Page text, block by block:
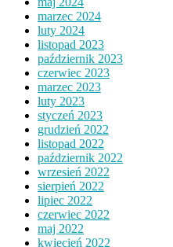
marzec 2024
luty 2024
listopad 2023
październik 2023
czerwiec 2023
marzec 2023
luty 2023
styczeń 2023
grudzień 2022
listopad 2022
październik 2022
wrzesień 2022
sierpień 2022
lipiec 2022
czerwiec 2022
maj 2022
kwiecień 2022